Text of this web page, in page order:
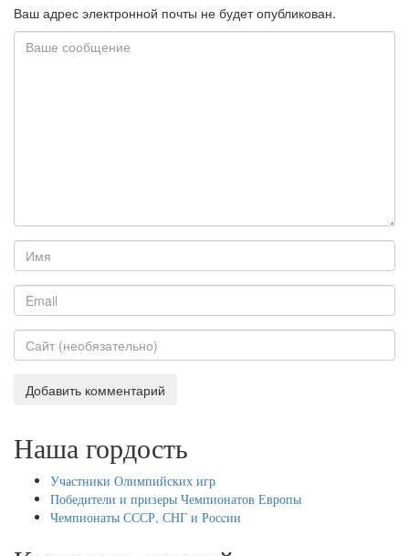
Ваш адрес электронной почты не будет опубликован.
Наша гордость
Участники Олимпийских игр
Победители и призеры Чемпионатов Европы
Чемпионаты СССР, СНГ и Росcии